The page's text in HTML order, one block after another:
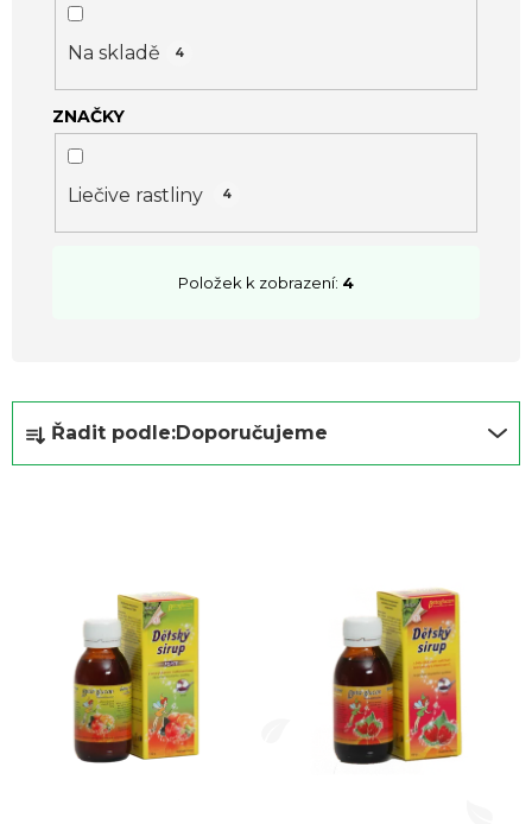
a
Řadit podle:Doporučujeme
Na skladě 4
ZNAČKY
Liečive rastliny 4
Položek k zobrazení: 4